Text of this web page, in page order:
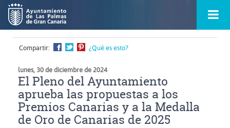
contenido
principal
Menú
Compartir: ¿Qué es esto?
lunes, 30 de diciembre de 2024
El Pleno del Ayuntamiento
aprueba las propuestas a los
Premios Canarias y a la Medalla
de Oro de Canarias de 2025